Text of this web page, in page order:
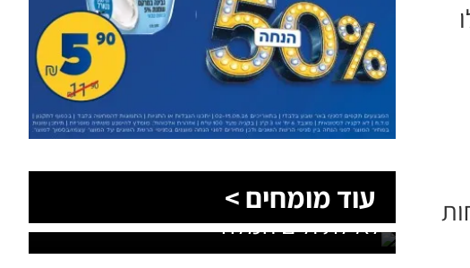
עוד מומחים >
הסעות בדרום 2026: כך מתכננים
נסיעה קבוצתית מושלמת לנגב,
לאילת ולים המלח